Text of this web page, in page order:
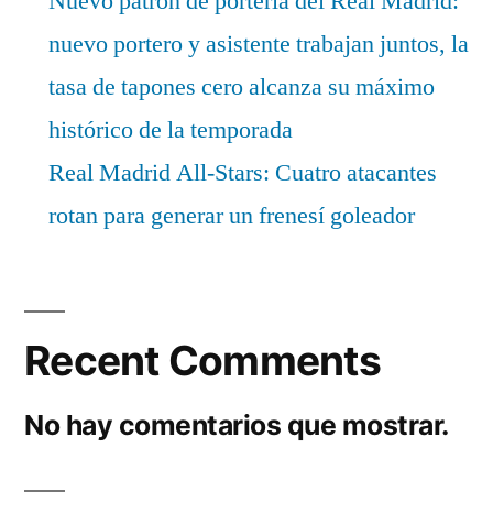
nuevo portero y asistente trabajan juntos, la
tasa de tapones cero alcanza su máximo
histórico de la temporada
Real Madrid All-Stars: Cuatro atacantes
rotan para generar un frenesí goleador
Recent Comments
No hay comentarios que mostrar.